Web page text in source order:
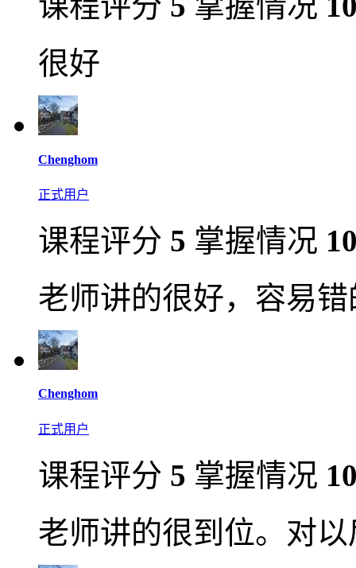
很好
Chenghom
正式用户
课程评分 5 掌握情况
老师讲的很好，容易
Chenghom
正式用户
课程评分 5 掌握情况
老师讲的很到位。对